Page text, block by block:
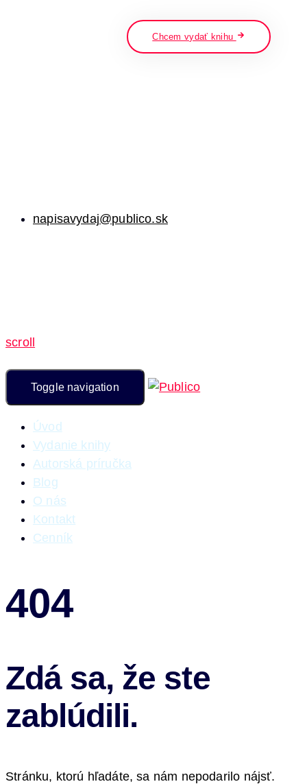
Chcem vydať knihu
napisavydaj@publico.sk
scroll
Toggle navigation
Úvod
Vydanie knihy
Autorská príručka
Blog
O nás
Kontakt
Cenník
404
Zdá sa, že ste
zablúdili.
Stránku, ktorú hľadáte, sa nám nepodarilo nájsť.